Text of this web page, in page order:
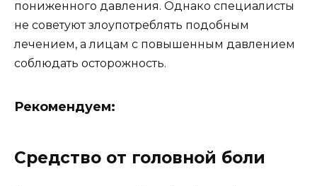
пониженного давления. Однако специалисты
не советуют злоупотреблять подобным
лечением, а лицам с повышенным давлением
соблюдать осторожность.
Рекомендуем:
Средство от головной боли